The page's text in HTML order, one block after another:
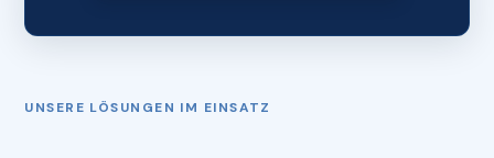
UNSERE LÖSUNGEN IM EINSATZ